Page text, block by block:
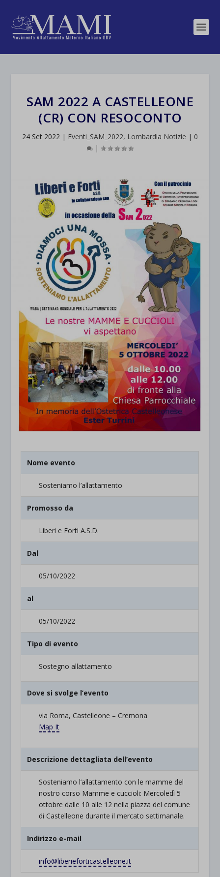
SAM 2022 A CASTELLEONE
(CR) CON RESOCONTO
24 Set 2022 | Eventi_SAM_2022, Lombardia Notizie | 0
|
Nome evento
Sosteniamo l’allattamento
Promosso da
Liberi e Forti A.S.D.
Dal
05/10/2022
al
05/10/2022
Tipo di evento
Sostegno allattamento
Dove si svolge l’evento
via Roma, Castelleone – Cremona
Map It
Descrizione dettagliata dell’evento
Sosteniamo l’allattamento con le mamme del
nostro corso Mamme e cuccioli: Mercoledì 5
ottobre dalle 10 alle 12 nella piazza del comune
di Castelleone durante il mercato settimanale.
Indirizzo e-mail
info@liberieforticastelleone.it